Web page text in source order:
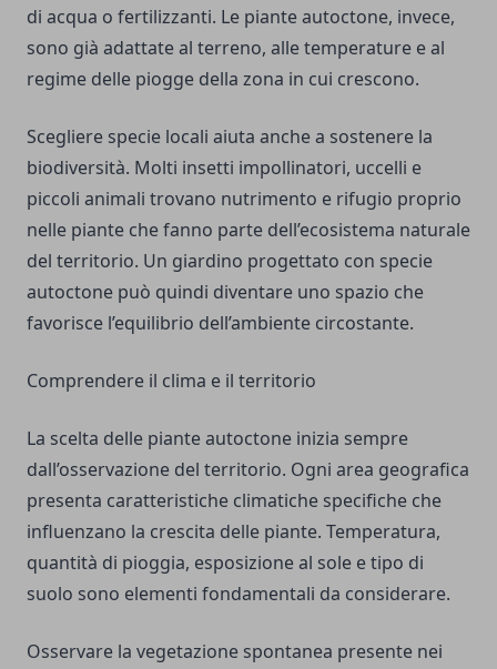
di acqua o fertilizzanti. Le piante autoctone, invece,
sono già adattate al terreno, alle temperature e al
regime delle piogge della zona in cui crescono.
Scegliere specie locali aiuta anche a sostenere la
biodiversità. Molti insetti impollinatori, uccelli e
piccoli animali trovano nutrimento e rifugio proprio
nelle piante che fanno parte dell’ecosistema naturale
del territorio. Un giardino progettato con specie
autoctone può quindi diventare uno spazio che
favorisce l’equilibrio dell’ambiente circostante.
Comprendere il clima e il territorio
La scelta delle piante autoctone inizia sempre
dall’osservazione del territorio. Ogni area geografica
presenta caratteristiche climatiche specifiche che
influenzano la crescita delle piante. Temperatura,
quantità di pioggia, esposizione al sole e tipo di
suolo sono elementi fondamentali da considerare.
Osservare la vegetazione spontanea presente nei